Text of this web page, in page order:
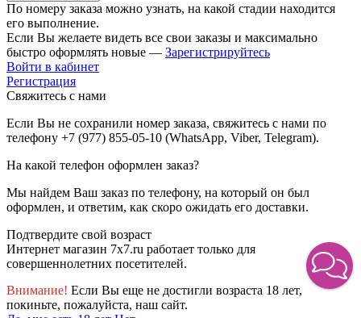
По номеру заказа можно узнать, на какой стадии находится
его выполнение.
Если Вы желаете видеть все свои заказы и максимально
быстро оформлять новые — Зарегистрируйтесь
Войти в кабинет
Регистрация
Свяжитесь с нами
Если Вы не сохранили номер заказа, свяжитесь с нами по
телефону +7 (977) 855-05-10 (WhatsApp, Viber, Telegram).
На какой телефон оформлен заказ?
Мы найдем Ваш заказ по телефону, на который он был
оформлен, и ответим, как скоро ожидать его доставки.
Подтвердите свой возраст
Интернет магазин 7x7.ru работает только для
совершеннолетних посетителей.
Внимание! Если Вы еще не достигли возраста 18 лет,
покиньте, пожалуйста, наш сайт.